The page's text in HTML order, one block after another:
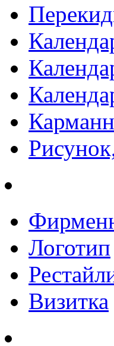
Логотип
Визитка